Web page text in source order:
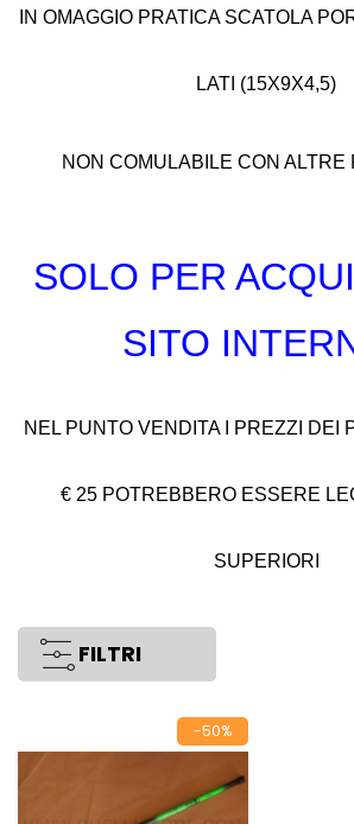
IN OMAGGIO PRATICA SCATOLA
LATI (15X9X4,5)
NON COMULABILE CON ALTRE
SOLO PER
SITO
NEL PUNTO VENDITA I PREZZI DEI
€ 25 POTREBBERO ESSERE
SUPERIORI
FILTRI
-50%